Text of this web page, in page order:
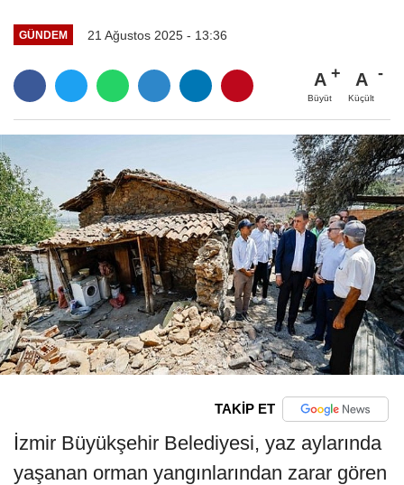
GÜNDEM 21 Ağustos 2025 - 13:36
A
Büyüt
A
Küçült
TAKİP ET
İzmir Büyükşehir Belediyesi, yaz aylarında
yaşanan orman yangınlarından zarar gören